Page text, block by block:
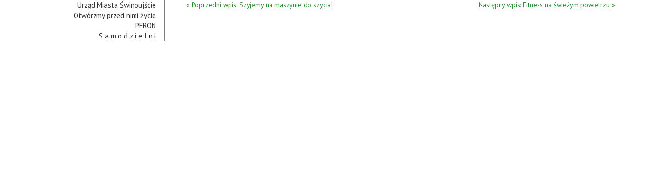
Urząd Miasta Świnoujście
Otwórzmy przed nimi życie
PFRON
S a m o d z i e l n i
« Poprzedni wpis: Szyjemy na maszynie do szycia! Następny wpis: Fitness na świeżym powietrzu »